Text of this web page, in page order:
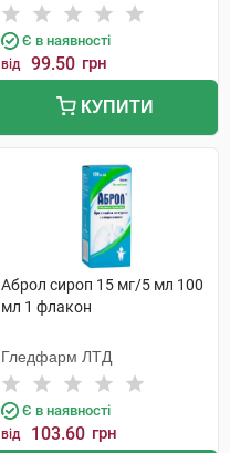
Є в наявності
від 99.50 грн
КУПИТИ
Аброл сироп 15 мг/5 мл 100
мл 1 флакон
Гледфарм ЛТД
Є в наявності
від 103.60 грн